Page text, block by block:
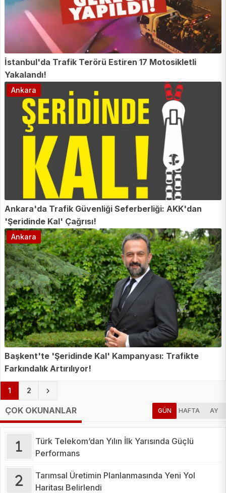
İstanbul'da Trafik Terörü Estiren 17 Motosikletli
Yakalandı!
Ankara'da Trafik Güvenliği Seferberliği: AKK'dan
'Şeridinde Kal' Çağrısı!
Ankara
Başkent'te 'Şeridinde Kal' Kampanyası: Trafikte
Farkındalık Artırılıyor!
Ankara
1 (current)
2
ÇOK OKUNANLAR GÜN HAFTA AY
Türk Telekom’dan Yılın İlk Yarısında Güçlü
Performans
Tarımsal Üretimin Planlanmasında Yeni Yol
Haritası Belirlendi